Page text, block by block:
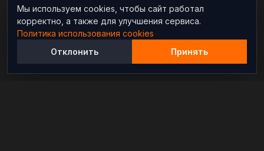
Мы используем cookies, чтобы сайт работал
корректно, а также для улучшения сервиса.
Политика использования cookies
Отклонить
Принять